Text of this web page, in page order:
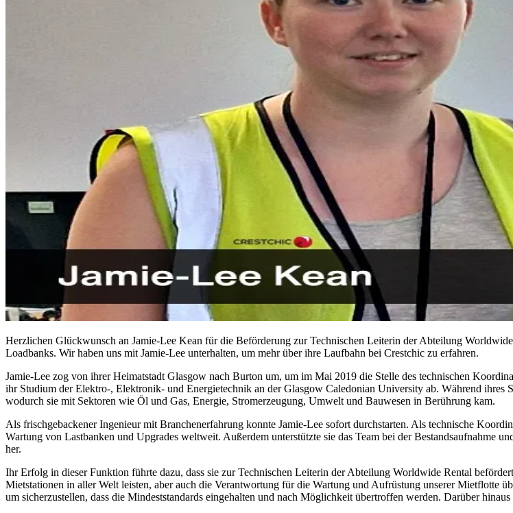
Herzlichen Glückwunsch an Jamie-Lee Kean für die Beförderung zur Technischen Leiterin der Abteilung
Loadbanks. Wir haben uns mit Jamie-Lee unterhalten, um mehr über ihre Laufbahn bei Crestchic zu erfahren.
Jamie-Lee zog von ihrer Heimatstadt Glasgow nach Burton um, um im Mai 2019 die Stelle des technischen
ihr Studium der Elektro-, Elektronik- und Energietechnik an der Glasgow Caledonian University ab. Während ihres
wodurch sie mit Sektoren wie Öl und Gas, Energie, Stromerzeugung, Umwelt und Bauwesen in Berührung kam.
Als frischgebackener Ingenieur mit Branchenerfahrung konnte Jamie-Lee sofort durchstarten. Als technische
Wartung von Lastbanken und Upgrades weltweit. Außerdem unterstützte sie das Team bei der Bestandsaufnahme
her.
Ihr Erfolg in dieser Funktion führte dazu, dass sie zur Technischen Leiterin der Abteilung Worldwide Rental
Mietstationen in aller Welt leisten, aber auch die Verantwortung für die Wartung und Aufrüstung unserer Mietflotte
um sicherzustellen, dass die Mindeststandards eingehalten und nach Möglichkeit übertroffen werden. Darüber